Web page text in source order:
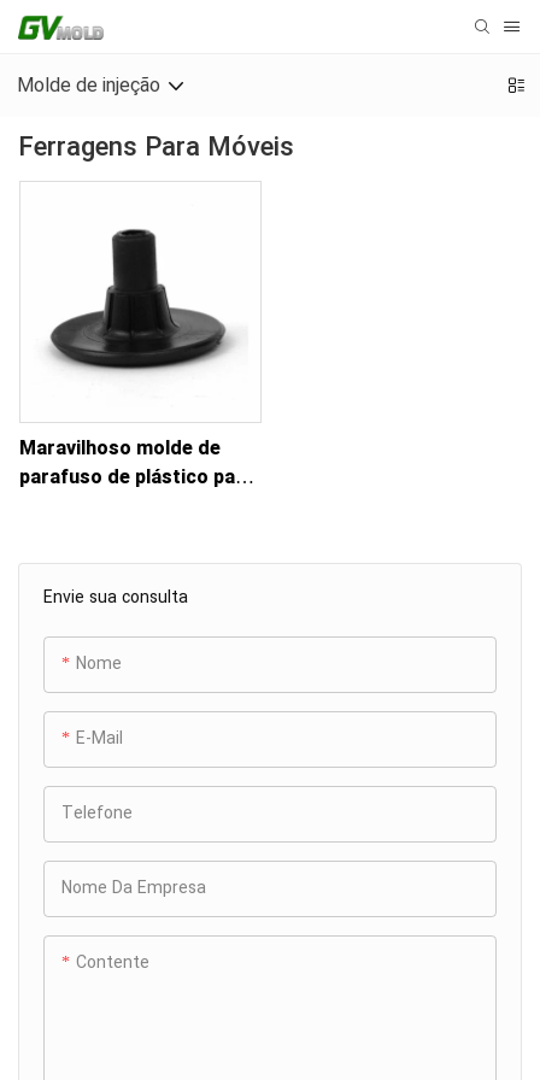
Molde de injeção
Ferragens Para Móveis
Envie sua consulta
Nome
E-Mail
Telefone
Nome Da Empresa
Contente
Maravilhoso molde de
parafuso de plástico para